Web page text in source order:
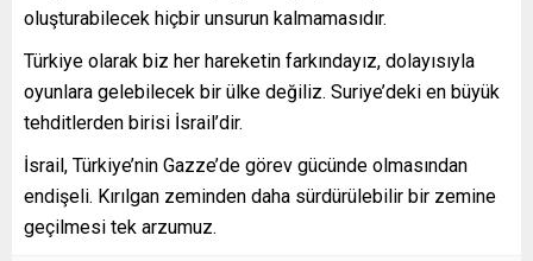
oluşturabilecek hiçbir unsurun kalmamasıdır.
Türkiye olarak biz her hareketin farkındayız, dolayısıyla
oyunlara gelebilecek bir ülke değiliz. Suriye’deki en büyük
tehditlerden birisi İsrail’dir.
İsrail, Türkiye’nin Gazze’de görev gücünde olmasından
endişeli. Kırılgan zeminden daha sürdürülebilir bir zemine
geçilmesi tek arzumuz.